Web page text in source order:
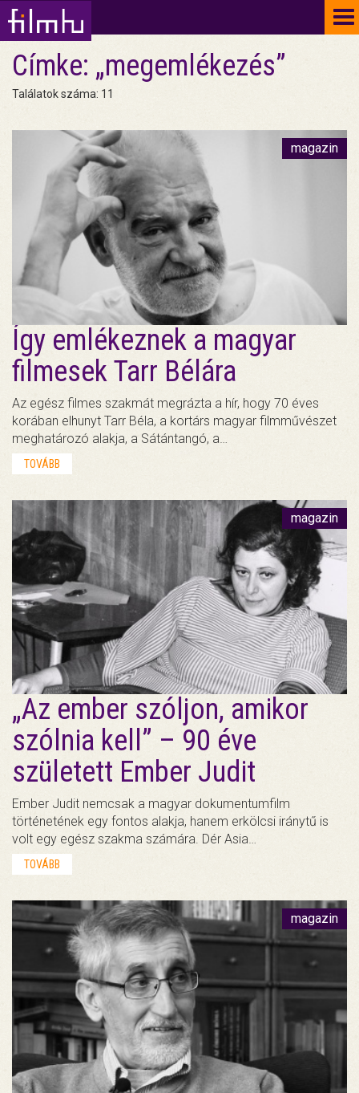
Címke: „megemlékezés”
Találatok száma: 11
magazin
Így emlékeznek a magyar
filmesek Tarr Bélára
Az egész filmes szakmát megrázta a hír, hogy 70 éves
korában elhunyt Tarr Béla, a kortárs magyar filmművészet
meghatározó alakja, a Sátántangó, a…
TOVÁBB
magazin
„Az ember szóljon, amikor
szólnia kell” – 90 éve
született Ember Judit
Ember Judit nemcsak a magyar dokumentumfilm
történetének egy fontos alakja, hanem erkölcsi iránytű is
volt egy egész szakma számára. Dér Asia…
TOVÁBB
magazin